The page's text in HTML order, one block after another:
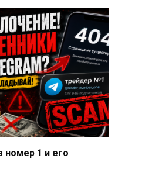
номер 1 и его